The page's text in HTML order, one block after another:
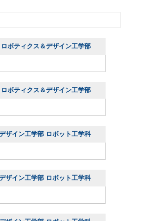
ロボティクス＆デザイン工学部
ロボティクス＆デザイン工学部
ザイン工学部 ロボット工学科
ザイン工学部 ロボット工学科